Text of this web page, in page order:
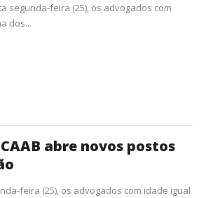
segunda-feira (25), os advogados com
dos...
abre novos postos
feira (25), os advogados com idade igual